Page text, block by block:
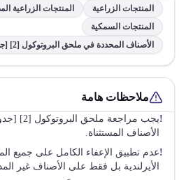
المنتجات الزراعية المنتجات الزراعية
المنتجات السمكية
الأصناف المحددة في ملحق البروتوكول [2] [جدول 1]
ملاحظات هامة
!
الأصناف المستثناة.
!عدم تطبيق الإعفاء الكامل على جميع
الأيرلندية بل فقط على الأصناف غير